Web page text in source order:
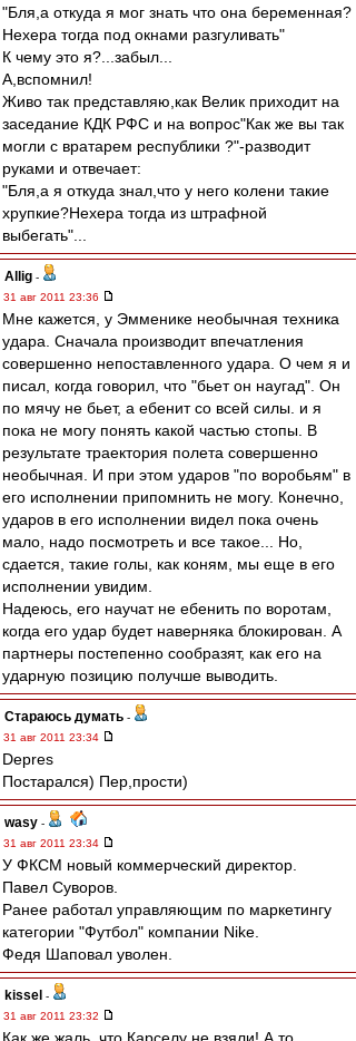
"Бля,а откуда я мог знать что она беременная?
Нехера тогда под окнами разгуливать"
К чему это я?...забыл...
А,вспомнил!
Живо так представляю,как Велик приходит на
заседание КДК РФС и на вопрос"Как же вы так
могли с вратарем республики ?"-разводит
руками и отвечает:
"Бля,а я откуда знал,что у него колени такие
хрупкие?Нехера тогда из штрафной
выбегать"...
Allig -
31 авг 2011 23:36
Мне кажется, у Эмменике необычная техника
удара. Сначала производит впечатления
совершенно непоставленного удара. О чем я и
писал, когда говорил, что "бьет он наугад". Он
по мячу не бьет, а ебенит со всей силы. и я
пока не могу понять какой частью стопы. В
результате траектория полета совершенно
необычная. И при этом ударов "по воробьям" в
его исполнении припомнить не могу. Конечно,
ударов в его исполнении видел пока очень
мало, надо посмотреть и все такое... Но,
сдается, такие голы, как коням, мы еще в его
исполнении увидим.
Надеюсь, его научат не ебенить по воротам,
когда его удар будет наверняка блокирован. А
партнеры постепенно сообразят, как его на
ударную позицию получше выводить.
Стараюсь думать -
31 авг 2011 23:34
Depres
Постарался) Пер,прости)
wasy -
31 авг 2011 23:34
У ФКСМ новый коммерческий директор.
Павел Суворов.
Ранее работал управляющим по маркетингу
категории "Футбол" компании Nike.
Федя Шаповал уволен.
kissel -
31 авг 2011 23:32